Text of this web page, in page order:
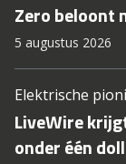
Zero beloont
5 augustus 2026
Elektrische
LiveWire
onder één